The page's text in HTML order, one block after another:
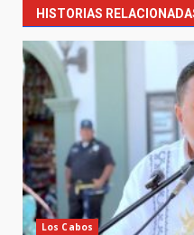
HISTORIAS
Los Cabos